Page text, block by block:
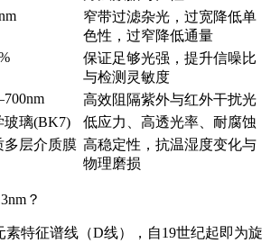
窄带过滤杂光，过宽降低单
色性，过窄降低通量
保证足够光强，提升信噪比
与检测灵敏度
700nm
高效阻隔紫外与红外干扰光
玻璃(BK7)
低应力、高透光率、耐腐蚀
多层介质膜 高稳定性，抗温湿度变化与
物理磨损
？
素特征谱线（D线），自19世纪起即为旋